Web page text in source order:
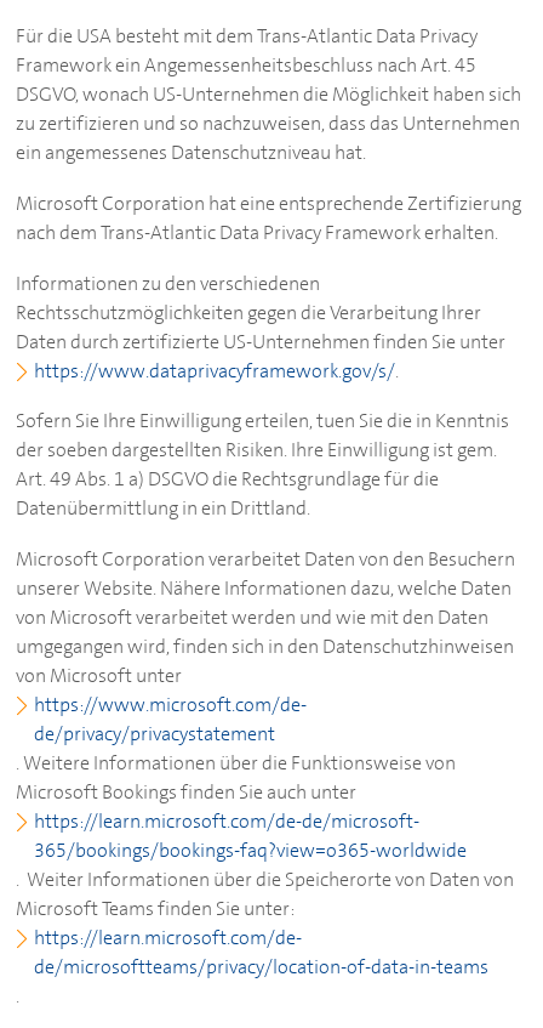
Für die USA besteht mit dem Trans-Atlantic Data Privacy
Framework ein Angemessenheitsbeschluss nach Art. 45
DSGVO, wonach US-Unternehmen die Möglichkeit haben sich
zu zertifizieren und so nachzuweisen, dass das Unternehmen
ein angemessenes Datenschutzniveau hat.
Microsoft Corporation hat eine entsprechende Zertifizierung
nach dem Trans-Atlantic Data Privacy Framework erhalten.
Informationen zu den verschiedenen
Rechtsschutzmöglichkeiten gegen die Verarbeitung Ihrer
Daten durch zertifizierte US-Unternehmen finden Sie unter
https://www.dataprivacyframework.gov/s/.
Sofern Sie Ihre Einwilligung erteilen, tuen Sie die in Kenntnis
der soeben dargestellten Risiken. Ihre Einwilligung ist gem.
Art. 49 Abs. 1 a) DSGVO die Rechtsgrundlage für die
Datenübermittlung in ein Drittland.
Microsoft Corporation verarbeitet Daten von den Besuchern
unserer Website. Nähere Informationen dazu, welche Daten
von Microsoft verarbeitet werden und wie mit den Daten
umgegangen wird, finden sich in den Datenschutzhinweisen
von Microsoft unter
https://www.microsoft.com/de-
de/privacy/privacystatement
. Weitere Informationen über die Funktionsweise von
Microsoft Bookings finden Sie auch unter
https://learn.microsoft.com/de-de/microsoft-
365/bookings/bookings-faq?view=o365-worldwide
. Weiter Informationen über die Speicherorte von Daten von
Microsoft Teams finden Sie unter:
https://learn.microsoft.com/de-
de/microsoftteams/privacy/location-of-data-in-teams
.